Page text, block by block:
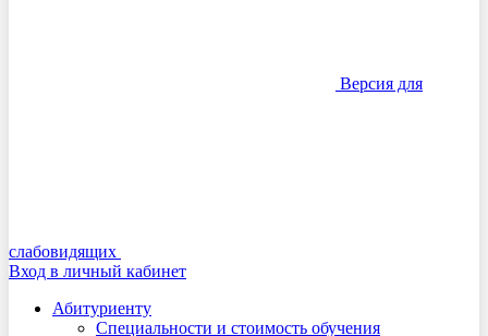
Версия для
слабовидящих
Вход в личный кабинет
Абитуриенту
Специальности и стоимость обучения